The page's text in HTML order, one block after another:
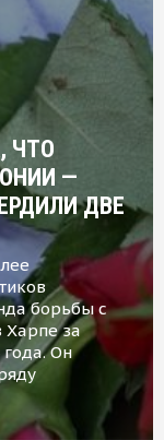
ЧТО
—
ДВЕ
борьбы с
Харпе за
Он